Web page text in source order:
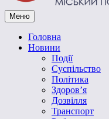
Vpoltave.info
Полтавський портал
Меню
Головна
Новини
Події
Суспільство
Політика
Здоров’я
Дозвілля
Транспорт